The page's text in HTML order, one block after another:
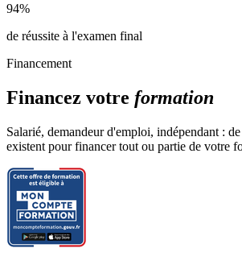
94%
de réussite à l'examen final
Financement
Financez votre formation
Salarié, demandeur d'emploi, indépendant :
existent pour financer tout ou partie de votre